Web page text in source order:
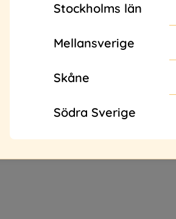
Stockholms län
Mellansverige
Skåne
Södra Sverige